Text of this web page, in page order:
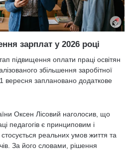
зарплат у 2026 році
підвищення оплати праці освітян
збільшення заробітної
вересня заплановано додаткове
Оксен Лісовий наголосив, що
педагогів є принциповим і
реальних умов життя та
За його словами, рішення